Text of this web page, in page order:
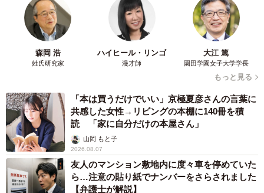
森岡 浩
姓氏研究家
ハイヒール・リンゴ
漫才師
大江 篤
園田学園女子大学学長
もっと見る
「本は買うだけでいい」京極夏彦さんの言葉に
共感した女性→リビングの本棚に140冊を積
読 「家に自分だけの本屋さん」
山岡 もと子
2026.08.07
友人のマンション敷地内に度々車を停めていた
ら…注意の貼り紙でナンバーをさらされました
【弁護士が解説】